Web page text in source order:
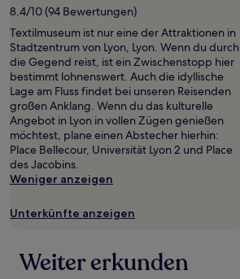
8.4/10 (94 Bewertungen)
Textilmuseum ist nur eine der Attraktionen in
Stadtzentrum von Lyon, Lyon. Wenn du durch
die Gegend reist, ist ein Zwischenstopp hier
bestimmt lohnenswert. Auch die idyllische
Lage am Fluss findet bei unseren Reisenden
großen Anklang. Wenn du das kulturelle
Angebot in Lyon in vollen Zügen genießen
möchtest, plane einen Abstecher hierhin:
Place Bellecour, Universität Lyon 2 und Place
des Jacobins.
Weniger anzeigen
Unterkünfte anzeigen
Weiter erkunden